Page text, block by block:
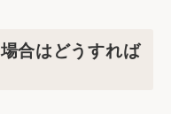
合はどうすれば